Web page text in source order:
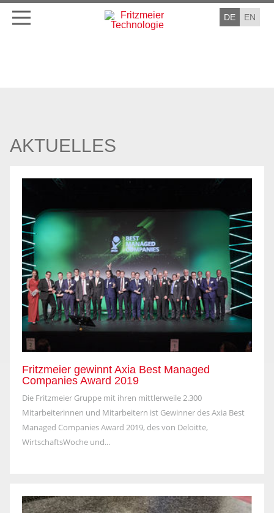
DE EN
AKTUELLES
Fritzmeier gewinnt Axia Best Managed
Companies Award 2019
Die Fritzmeier Gruppe mit ihren mittlerweile 2.300
Mitarbeiterinnen und Mitarbeitern ist Gewinner des Axia Best
Managed Companies Award 2019, des von Deloitte,
WirtschaftsWoche und...